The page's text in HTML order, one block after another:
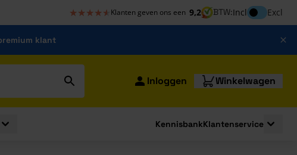
★★★★★
★★★★★ Klanten geven ons een 9,2 BTW:InclInclusief btw
Excl
klant
Inloggen Winkelwagen
for Bestrating
Toggle submenu for Bouwshop
KennisbankKlantenservice